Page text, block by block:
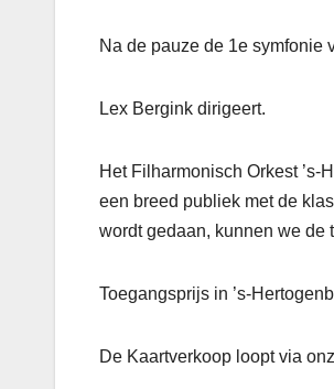
Na de pauze de 1e symfonie
Lex Bergink dirigeert.
Het Filharmonisch Orkest
een breed publiek met de
wordt gedaan, kunnen we de
Toegangsprijs in ’s-
De Kaartverkoop loopt via